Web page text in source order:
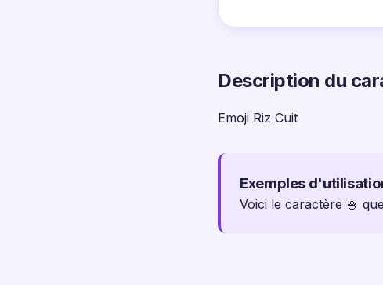
Description du
Emoji Riz Cuit
Exemples
Voici le caractère 🍚